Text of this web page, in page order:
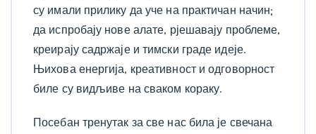
су имали прилику да уче на практичан начин;
да испробају нове алате, рјешавају проблеме,
креирају садржаје и тимски граде идеје.
Њихова енергија, креативност и одговорност
биле су видљиве на сваком кораку.
Посебан тренутак за све нас била је свечана